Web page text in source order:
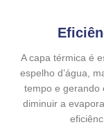
A capa térmica é
espelho d’água,
tempo e gerando
diminuir a